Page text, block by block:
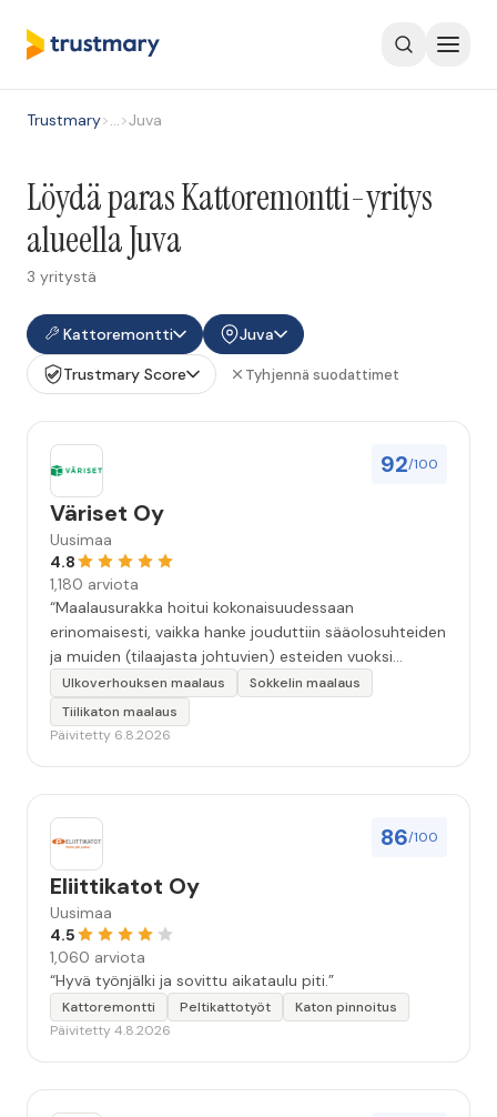
Trustmary>…>Juva
Löydä paras Kattoremontti-yritys
alueella Juva
3 yritystä
Kattoremontti
Juva
Trustmary Score
Tyhjennä suodattimet
92/100
Väriset Oy
Uusimaa
4.8
1,180 arviota
“Maalausurakka hoitui kokonaisuudessaan
erinomaisesti, vaikka hanke jouduttiin sääolosuhteiden
ja muiden (tilaajasta johtuvien) esteiden vuoksi
keskeyttämään n. 3 viikoksi. Maalaistulos on oikein
hyvä, yhteydenpito erinomaista, jälkityöt tehtiin
huolellisesti. Suosittelen. Erityiskiitos itse maalareille:
Ulkoverhouksen maalaus
Sokkelin maalaus
Tiilikaton maalaus
Päivitetty 6.8.2026
86/100
Eliittikatot Oy
Uusimaa
4.5
1,060 arviota
“Hyvä työnjälki ja sovittu aikataulu piti.”
Kattoremontti Peltikattotyöt
Katon pinnoitus
Päivitetty 4.8.2026